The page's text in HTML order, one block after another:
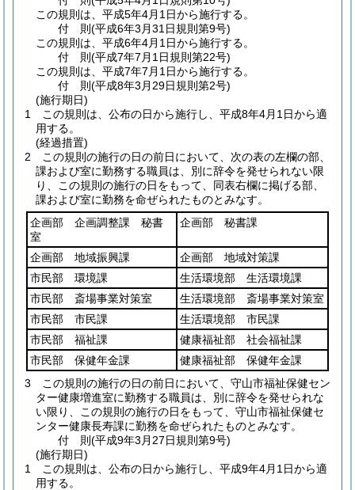
この規則は、平成5年4月1日から施行する。
付 則(平成6年3月31日規則第9号)
この規則は、平成6年4月1日から施行する。
付 則(平成7年7月1日規則第22号)
この規則は、平成7年7月1日から施行する。
付 則(平成8年3月29日規則第2号)
(施行期日)
1
この規則は、公布の日から施行し、平成8年4月1日から適
用する。
(経過措置)
2
この規則の施行の日の前日において、次の表の左欄の部、
課および室に勤務する職員は、別に辞令を発せられない限
り、この規則の施行の日をもって、同表右欄に掲げる部、
課および室に勤務を命ぜられたものとみなす。
企画部 企画調整課 秘書
室
企画部 秘書課
企画部 地域振興課
企画部 地域対策課
市民部 環境課
生活環境部 生活環境課
市民部 斎場事業対策室
生活環境部 斎場事業対策室
市民部 市民課
生活環境部 市民課
市民部 福祉課
健康福祉部 社会福祉課
市民部 保健年金課
健康福祉部 保健年金課
3
この規則の施行の日の前日において、守山市福祉保健セン
ター健康増進室に勤務する職員は、別に辞令を発せられな
い限り、この規則の施行の日をもって、守山市福祉保健セ
ンター健康長寿課に勤務を命ぜられたものとみなす。
付 則(平成9年3月27日規則第9号)
(施行期日)
1
この規則は、公布の日から施行し、平成9年4月1日から適
用する。